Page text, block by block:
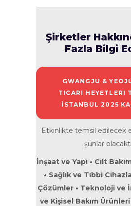
Şirketler
Fazla Bilgi
GWANGJU &
TICARI HEYETLERI
İSTANBUL 2025
Etkinlikte temsil edilecek
şunlar
İnşaat ve Yapı • Cilt
• Sağlık ve Tıbbi
Çözümler • Teknoloji ve
ve Kişisel Bakım